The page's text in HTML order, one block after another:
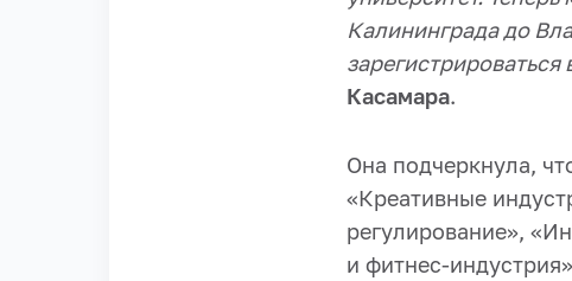
Калининграда до
зарегистрироваться
Касамара.
Она подчеркнула,
«Креативные
регулирование»,
и фитнес-